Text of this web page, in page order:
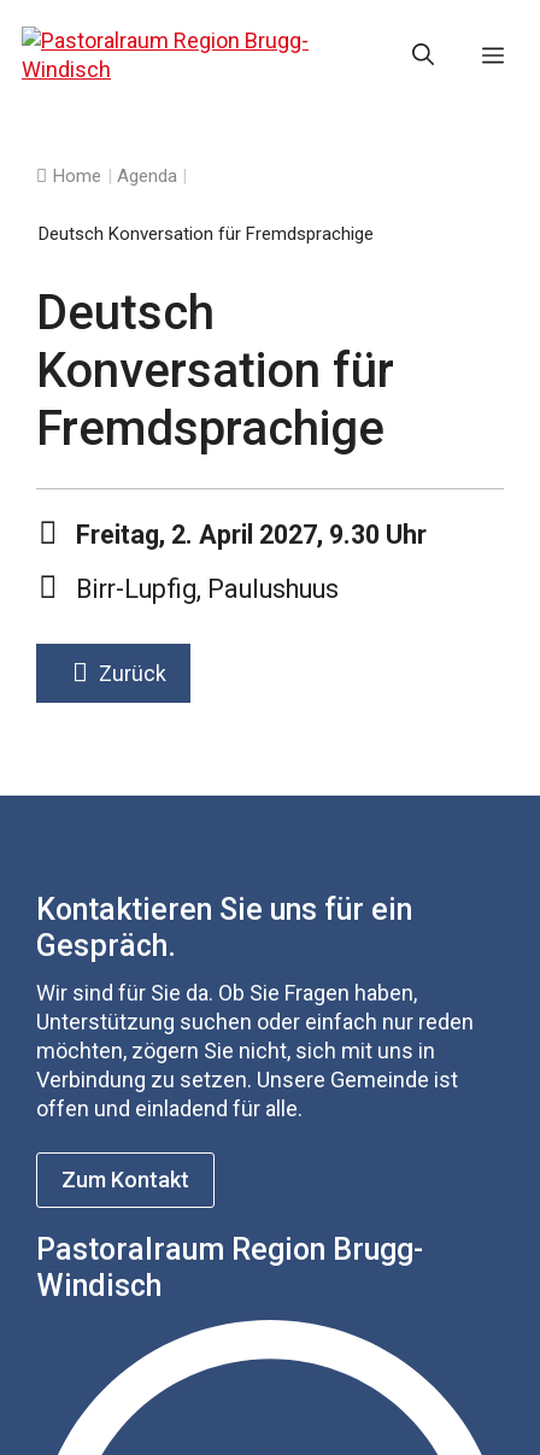
zum
Inhalt
Home | Agenda |
Deutsch Konversation für Fremdsprachige
Deutsch
Konversation für
Fremdsprachige
Freitag, 2. April 2027, 9.30 Uhr
Birr-Lupfig, Paulushuus
Zurück
Kontaktieren Sie uns für ein
Gespräch.
Wir sind für Sie da. Ob Sie Fragen haben,
Unterstützung suchen oder einfach nur reden
möchten, zögern Sie nicht, sich mit uns in
Verbindung zu setzen. Unsere Gemeinde ist
offen und einladend für alle.
Zum Kontakt
Pastoralraum Region Brugg-
Windisch